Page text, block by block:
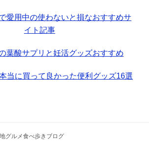
愛用中の使わないと損なおすすめサ
イト記事
葉酸サプリと妊活グッズおすすめ
当に買って良かった便利グッズ16選
グルメ食べ歩きブログ